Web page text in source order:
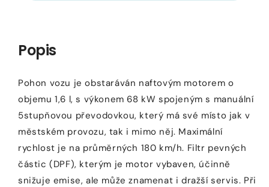
Popis
Pohon vozu je obstaráván naftovým motorem o
objemu 1,6 l, s výkonem 68 kW spojeným s manuální
5stupňovou převodovkou, který má své místo jak v
městském provozu, tak i mimo něj. Maximální
rychlost je na průměrných 180 km/h. Filtr pevných
částic (DPF), kterým je motor vybaven, účinně
snižuje emise, ale může znamenat i dražší servis. Při